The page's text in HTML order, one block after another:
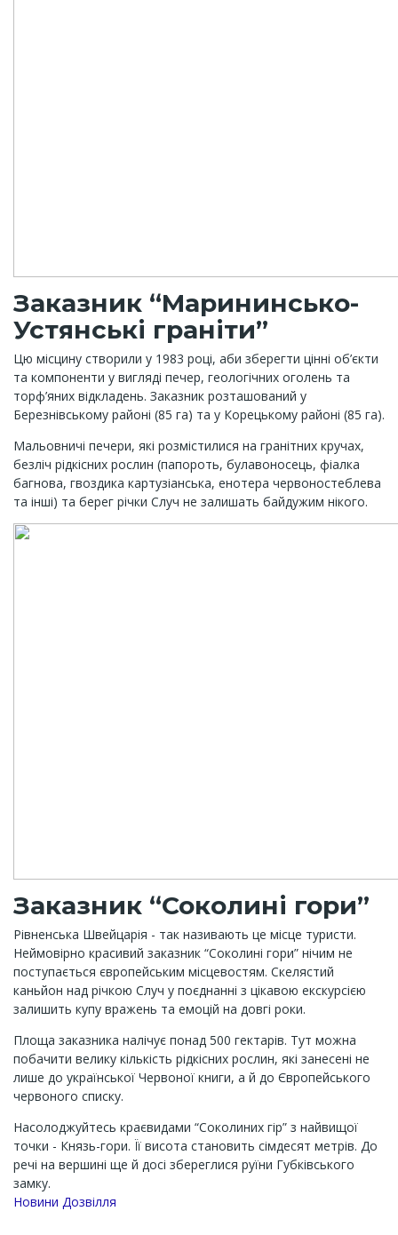
Заказник “Марининсько-
Устянські граніти”
Цю місцину створили у 1983 році, аби зберегти цінні об’єкти
та компоненти у вигляді печер, геологічних оголень та
торф’яних відкладень. Заказник розташований у
Березнівському районі (85 га) та у Корецькому районі (85 га).
Мальовничі печери, які розмістилися на гранітних кручах,
безліч рідкісних рослин (папороть, булавоносець, фіалка
багнова, гвоздика картузіанська, енотера червоностеблева
та інші) та берег річки Случ не залишать байдужим нікого.
Заказник “Соколині гори”
Рівненська Швейцарія - так називають це місце туристи.
Неймовірно красивий заказник “Соколині гори” нічим не
поступається європейським місцевостям. Скелястий
каньйон над річкою Случ у поєднанні з цікавою екскурсією
залишить купу вражень та емоцій на довгі роки.
Площа заказника налічує понад 500 гектарів. Тут можна
побачити велику кількість рідкісних рослин, які занесені не
лише до української Червоної книги, а й до Європейського
червоного списку.
Насолоджуйтесь краєвидами “Соколиних гір” з найвищої
точки - Князь-гори. Її висота становить сімдесят метрів. До
речі на вершині ще й досі збереглися руїни Губківського
замку.
Channel
Новини Дозвілля